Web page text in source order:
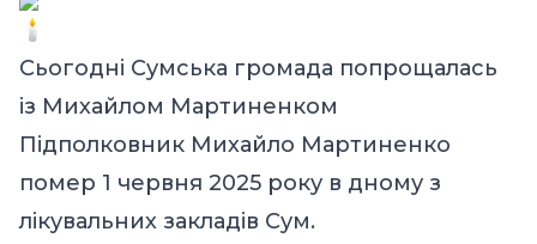
Сьогодні Сумська громада попрощалась
із Михайлом Мартиненком
Підполковник Михайло Мартиненко
помер 1 червня 2025 року в дному з
лікувальних закладів Сум.